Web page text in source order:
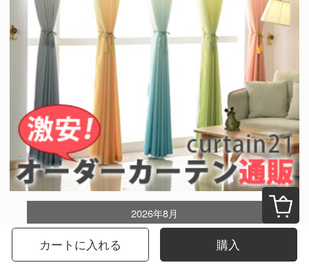
カートに入れる 購入
2026年8月
日 月 火 金